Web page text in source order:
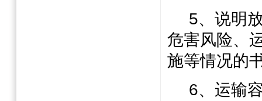
5、说明
危害风险、
施等情况的
6、运输